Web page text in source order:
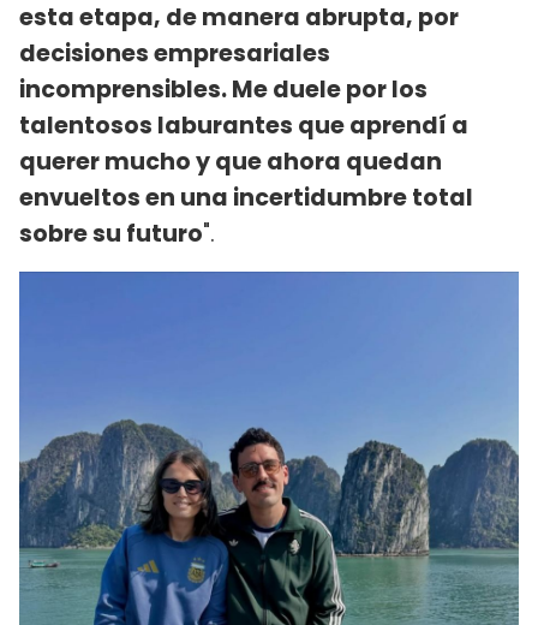
esta etapa, de manera abrupta, por
decisiones empresariales
incomprensibles. Me duele por los
talentosos laburantes que aprendí a
querer mucho y que ahora quedan
envueltos en una incertidumbre total
sobre su futuro".